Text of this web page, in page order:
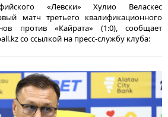
«Левски» Хулио Веласкес
матч третьего квалификационного
против «Кайрата» (1:0), сообщает
со ссылкой на пресс-службу клуба: